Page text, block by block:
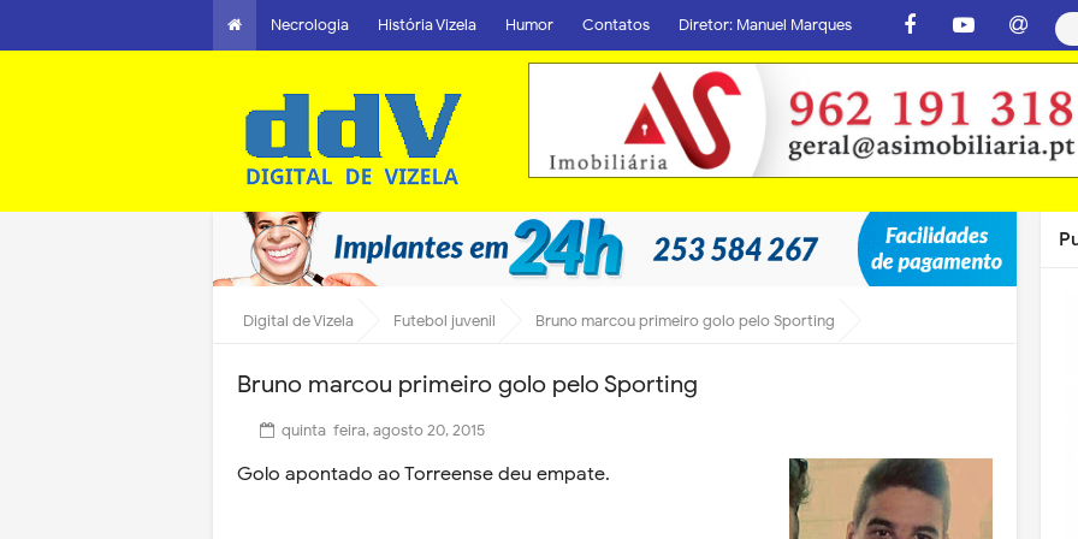
Necrologia História Vizela Humor Contatos Diretor: Manuel Marques
Digital de Vizela Futebol juvenil Bruno marcou primeiro golo pelo Sporting
Bruno marcou primeiro golo pelo Sporting
quinta-feira, agosto 20, 2015
Golo apontado ao Torreense deu empate.